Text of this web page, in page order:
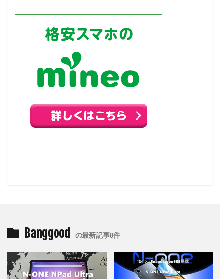
Banggood の最新記事8件